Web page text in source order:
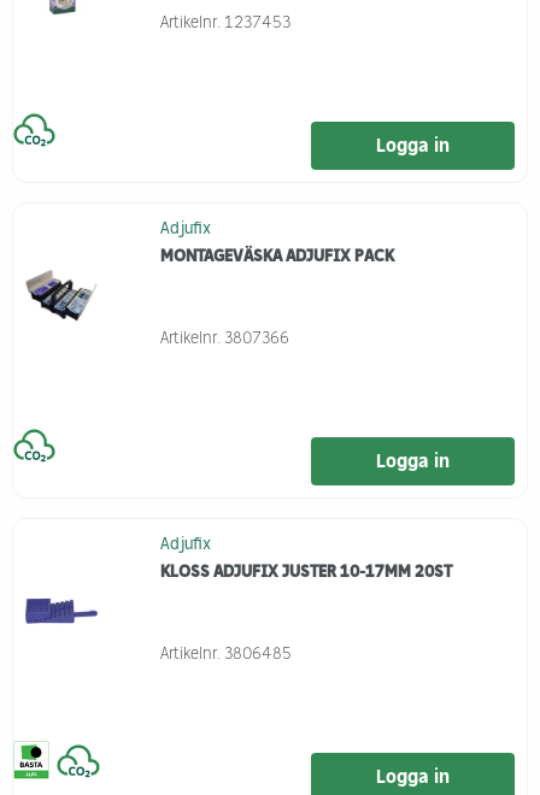
Artikelnr. 1237453
Logga in
Adjufix
MONTAGEVÄSKA ADJUFIX PACK
Artikelnr. 3807366
Logga in
Adjufix
KLOSS ADJUFIX JUSTER 10-17MM 20ST
Artikelnr. 3806485
Logga in